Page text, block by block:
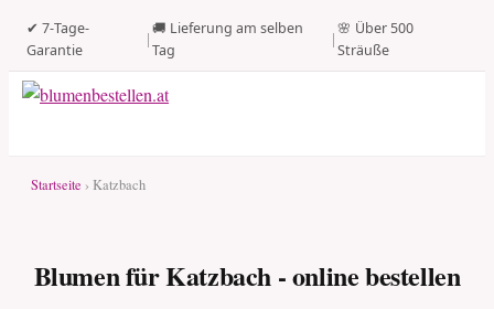
✔ 7-Tage-
Garantie
|
🚚 Lieferung am selben
Tag
|
🌸 Über 500
Sträuße
Startseite › Katzbach
Blumen für Katzbach - online bestellen